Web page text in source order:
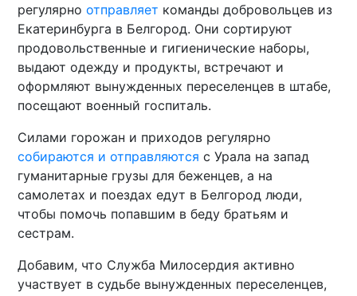
регулярноотправляет команды добровольцев из
Екатеринбурга в Белгород. Они сортируют
продовольственные и гигиенические наборы,
выдают одежду и продукты, встречают и
оформляют вынужденных переселенцев в штабе,
посещают военный госпиталь.
Силами горожан и приходов регулярно
собираются и отправляются с Урала на запад
гуманитарные грузы для беженцев, а на
самолетах и поездах едут в Белгород люди,
чтобы помочь попавшим в беду братьям и
сестрам.
Добавим, что Служба Милосердия активно
участвует в судьбе вынужденных переселенцев,